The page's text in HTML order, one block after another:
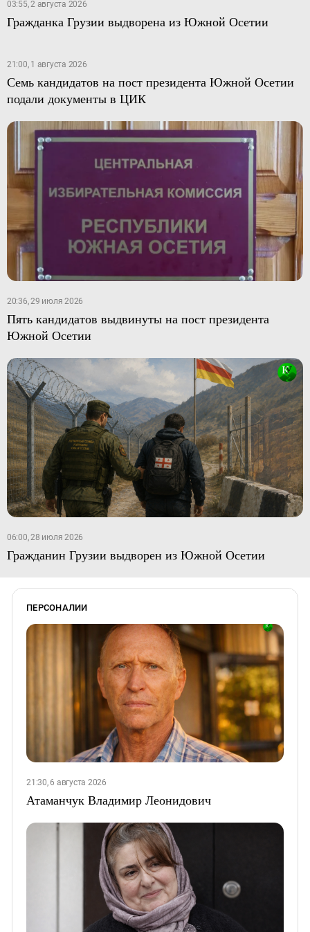
03:55, 2 августа 2026
Гражданка Грузии выдворена из Южной Осетии
21:00, 1 августа 2026
Семь кандидатов на пост президента Южной Осетии
подали документы в ЦИК
20:36, 29 июля 2026
Пять кандидатов выдвинуты на пост президента
Южной Осетии
06:00, 28 июля 2026
Гражданин Грузии выдворен из Южной Осетии
ПЕРСОНАЛИИ
21:30, 6 августа 2026
Атаманчук Владимир Леонидович